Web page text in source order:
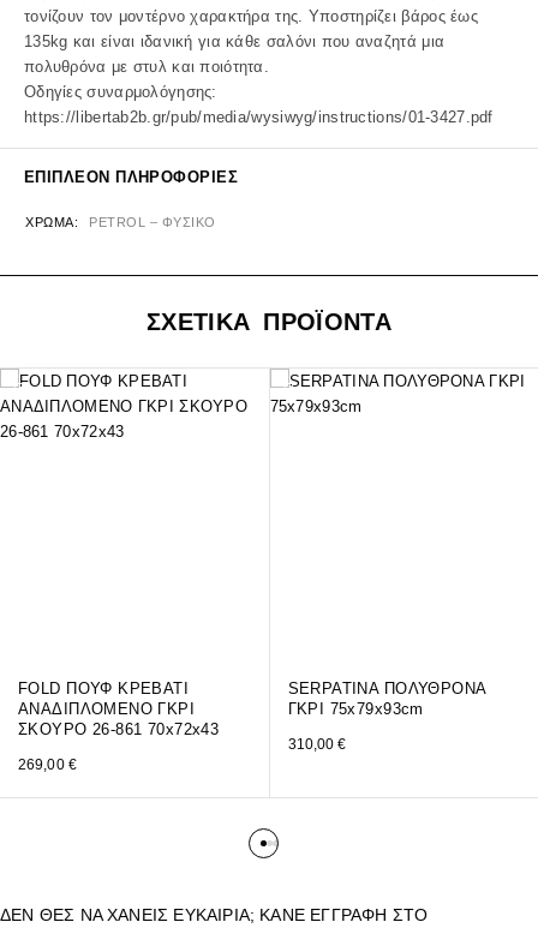
τονίζουν τον μοντέρνο χαρακτήρα της. Υποστηρίζει βάρος έως
135kg και είναι ιδανική για κάθε σαλόνι που αναζητά μια
πολυθρόνα με στυλ και ποιότητα.
Οδηγίες συναρμολόγησης:
https://libertab2b.gr/pub/media/wysiwyg/instructions/01-3427.pdf
ΕΠΙΠΛΈΟΝ ΠΛΗΡΟΦΟΡΊΕΣ
ΧΡΏΜΑ PETROL – ΦΥΣΙΚΟ
ΣΧΕΤΙΚΑ ΠΡΟΪΟΝΤΑ
FOLD ΠΟΥΦ ΚΡΕΒΑΤΙ
ΑΝΑΔΙΠΛΟΜΕΝΟ ΓΚΡΙ
ΣΚΟΥΡΟ 26-861 70x72x43
269,00 €
SERPATINA ΠΟΛΥΘΡΟΝΑ
ΓΚΡΙ 75x79x93cm
310,00€
ΔΕΝ ΘΕΣ ΝΑ ΧΑΝΕΙΣ ΕΥΚΑΙΡΙΑ; ΚΑΝΕ ΕΓΓΡΑΦΗ ΣΤΟ